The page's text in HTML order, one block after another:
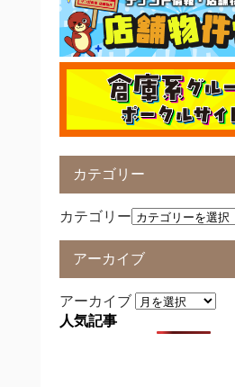
カテゴリー
カテゴリー
アーカイブ
アーカイブ
人気記事